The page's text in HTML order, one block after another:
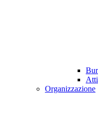
Organizzazione